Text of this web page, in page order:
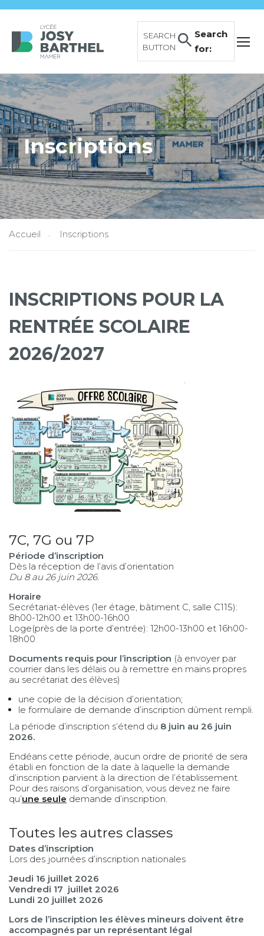
Search
for:
SEARCH
BUTTON
Inscriptions
Accueil Inscriptions
INSCRIPTIONS POUR LA
RENTRÉE SCOLAIRE
2026/2027
7C, 7G ou 7P
Période d’inscription
Dès la réception de l’avis d’orientation
Du 8 au 26 juin 2026.
Horaire
Secrétariat-élèves (1er étage, bâtiment C, salle C115):
8h00-12h00 et 13h00-16h00
Loge(près de la porte d’entrée): 12h00-13h00 et 16h00-
18h00
Documents requis pour l’inscription (à envoyer par
courrier dans les délais ou à remettre en mains propres
au secrétariat des élèves)
une copie de la décision d’orientation;
le formulaire de demande d’inscription dûment rempli.
La période d’inscription s’étend du 8 juin au 26 juin
2026.
Endéans cette période, aucun ordre de priorité de sera
établi en fonction de la date à laquelle la demande
d’inscription parvient à la direction de l’établissement.
Pour des raisons d’organisation, vous devez ne faire
qu’une seule demande d’inscription.
Toutes les autres classes
Dates d’inscription
Lors des journées d’inscription nationales
Jeudi 16 juillet 2026
Vendredi 17 juillet 2026
Lundi 20 juillet 2026
Lors de l’inscription les élèves mineurs doivent être
accompagnés par un représentant légal